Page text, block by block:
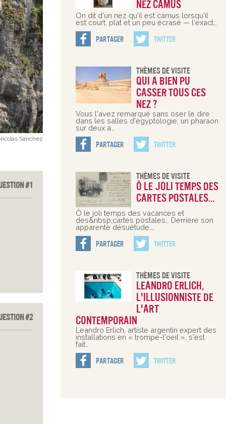
Sanchez
#1
#2
Nez camus
On dit d'un nez qu'il est camus lorsqu'il
est court, plat et un peu écrasé — l'exact…
Partager Twitter
Thèmes De Visite
Qui a bien pu
casser tous ces
nez ?
Vous l'avez remarqué sans oser le dire :
dans les salles d'égyptologie, un pharaon
sur deux a…
Partager Twitter
Thèmes De Visite
Ô le joli temps des
cartes postales…
Ô le joli temps des vacances et
des&nbsp;cartes postales… Derrière son
apparente désuétude,…
Partager Twitter
Thèmes De Visite
Leandro Erlich,
l'illusionniste de
l'art
contemporain
Leandro Erlich, artiste argentin expert des
installations en « trompe-l'oeil », s'est
fait…
Partager Twitter